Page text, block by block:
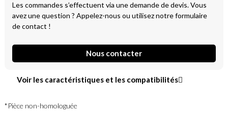
Les commandes s’effectuent via une demande de devis. Vous
avez une question ? Appelez-nous ou utilisez notre formulaire
de contact !
Nous contacter
Voir les caractéristiques et les compatibilités
*Pièce non-homologuée